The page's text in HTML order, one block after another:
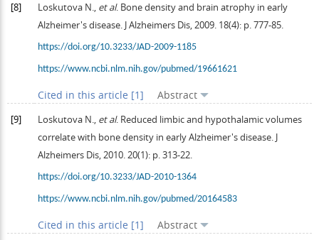
[8] Loskutova N., et al. Bone density and brain atrophy in early
Alzheimer's disease. J Alzheimers Dis,2009. 18(4): p. 777-85.
https://doi.org/10.3233/JAD-2009-1185
https://www.ncbi.nlm.nih.gov/pubmed/19661621
Cited in this article [1] Abstract
[9] Loskutova N., et al. Reduced limbic and hypothalamic volumes
correlate with bone density in early Alzheimer's disease. J
Alzheimers Dis,2010.20(1): p. 313-22.
https://doi.org/10.3233/JAD-2010-1364
https://www.ncbi.nlm.nih.gov/pubmed/20164583
Cited in this article [1] Abstract